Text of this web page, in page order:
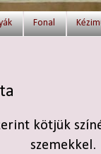
Fonal
kötjük
szemekkel.